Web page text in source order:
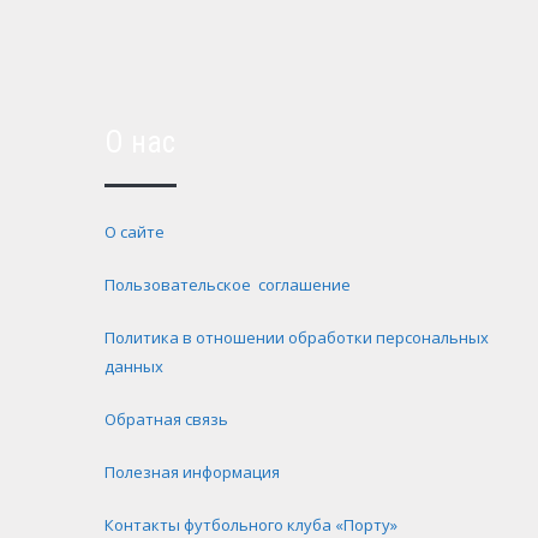
О сайте
Пользовательское соглашение
Политика в отношении обработки персональных
данных
Обратная связь
Полезная информация
Контакты футбольного клуба «Порту»